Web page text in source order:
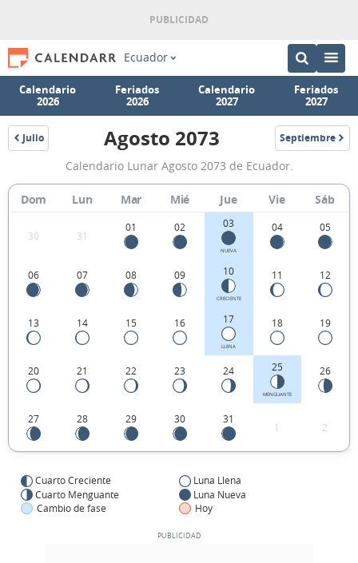
Ecuador
Calendario
2026
Feriados
2026
Calendario
2027
Feriados
2027
Julio
2073
Calendario
Lunar
Agosto
2073
de
Ecuador.
Agosto 2073 Septiembre
2073
Calendario Lunar Agosto 2073 de Ecuador.
Dom Lun Mar Mié Jue Vie Sáb
30 31
01 02 03
NUEVA
04 05
06 07 08 09 10
CRECIENTE
11 12
13 14 15 16 17
LLENA
18 19
20 21 22 23 24 25
MENGUANTE
26
27 28 29 30 31
1 2
Cuarto Creciente
Luna Llena
Cuarto Menguante
Luna Nueva
Cambio de fase
Hoy